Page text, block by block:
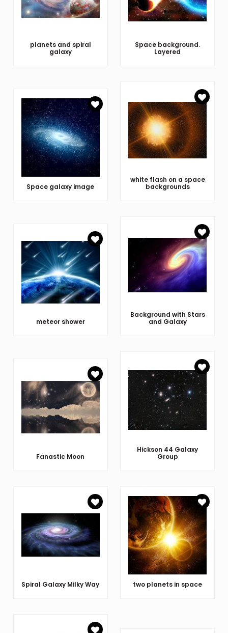
planets and spiral
galaxy
Space background.
Layered
Space galaxy image
white flash on a space
backgrounds
meteor shower
Background with Stars
and Galaxy
Fanastic Moon
Hickson 44 Galaxy
Group
Spiral Galaxy Milky Way two planets in space